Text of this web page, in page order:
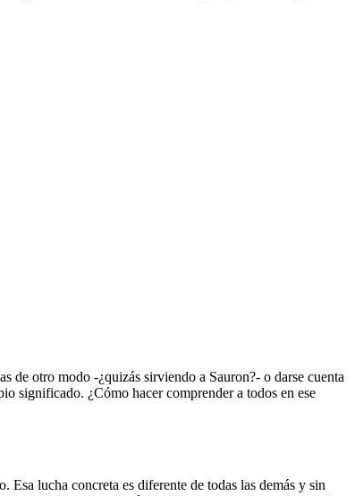
de otro modo -¿quizás sirviendo a Sauron?- o darse cuenta
significado. ¿Cómo hacer comprender a todos en ese
Esa lucha concreta es diferente de todas las demás y sin